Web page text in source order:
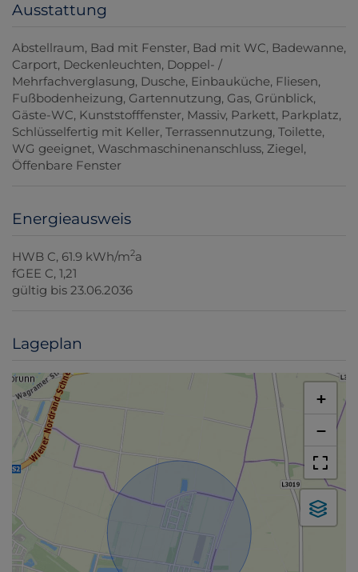
Ausstattung
Abstellraum Bad mit Fenster Bad mit WC Badewanne
Carport Deckenleuchten Doppel- /
Mehrfachverglasung Dusche Einbauküche Fliesen
Fußbodenheizung Gartennutzung Gas Grünblick
Gäste-WC Kunststofffenster Massiv Parkett Parkplatz
Schlüsselfertig mit Keller Terrassennutzung Toilette
WG geeignet Waschmaschinenanschluss Ziegel
Öffenbare Fenster
Energieausweis
HWB C, 61.9 kWh/m2a
fGEE C, 1,21
gültig bis 23.06.2036
Lageplan
+
−